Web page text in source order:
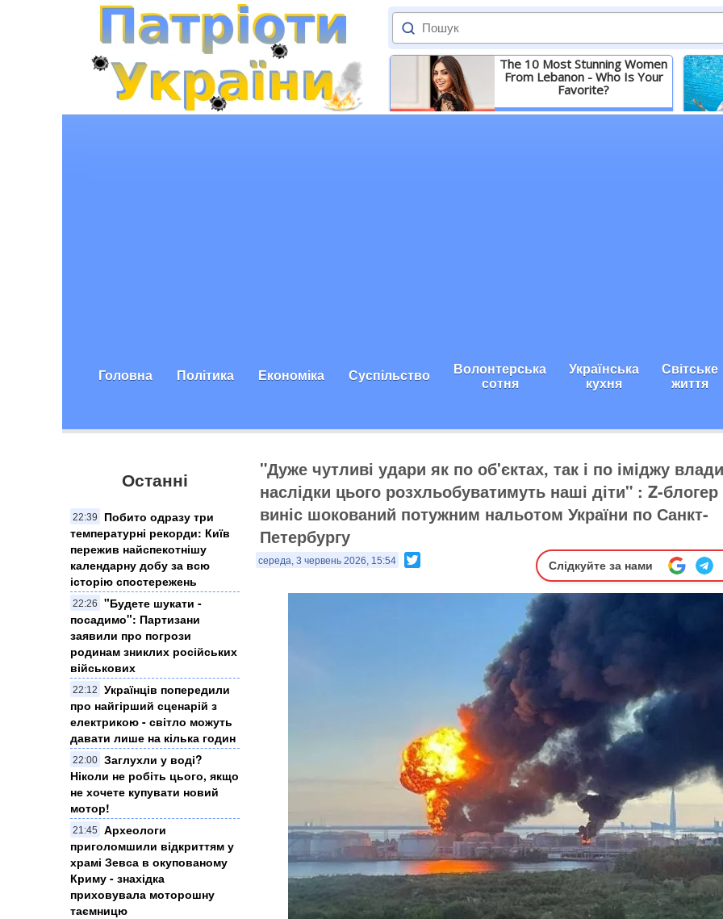
The 10 Most Stunning Women
From Lebanon - Who Is Your
Favorite?
Детальніше
Головна Політика Економіка Суспільство Волонтерська
сотня
Українська
кухня
Світське
життя
Останні
22:39
Побито одразу три
температурні рекорди: Київ
пережив найспекотнішу
календарну добу за всю
історію спостережень
22:26
"Будете шукати -
посадимо": Партизани
заявили про погрози
родинам зниклих російських
військових
22:12
Українців попередили
про найгірший сценарій з
електрикою - світло можуть
давати лише на кілька годин
22:00 Заглухли у воді?
Ніколи не робіть цього, якщо
не хочете купувати новий
мотор!
21:45
Археологи
приголомшили відкриттям у
храмі Зевса в окупованому
Криму - знахідка
приховувала моторошну
таємницю
"Дуже чутливі удари як по об'єктах, так і по іміджу
наслідки цього розхльобуватимуть наші діти" ​: ​Z-блогер
виніс шокований потужним нальотом України ​по Санкт-
Петербургу
середа, 3 червень 2026, 15:54 Слідкуйте за нами